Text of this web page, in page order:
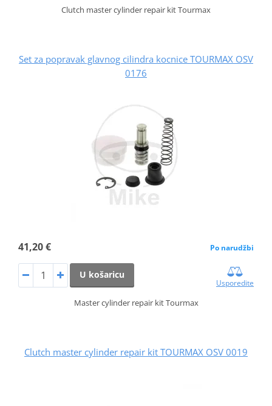
Clutch master cylinder repair kit Tourmax
Set za popravak glavnog cilindra kocnice TOURMAX OSV
0176
41,20 € Po narudžbi
U košaricu
Usporedite
Master cylinder repair kit Tourmax
Clutch master cylinder repair kit TOURMAX OSV 0019